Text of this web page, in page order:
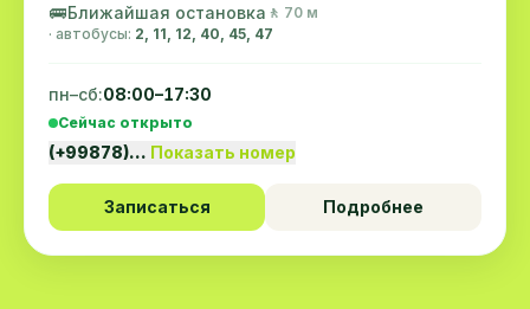
🚌Ближайшая остановка 🚶 70 м
· автобусы: 2, 11, 12, 40, 45, 47
пн–сб:08:00–17:30
Сейчас открыто
(+99878)… Показать номер
Записаться Подробнее